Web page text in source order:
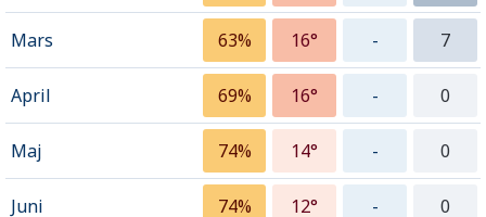
Mars 63% 16° - 7
April 69% 16° - 0
Maj 74% 14° - 0
Juni 74% 12° - 0